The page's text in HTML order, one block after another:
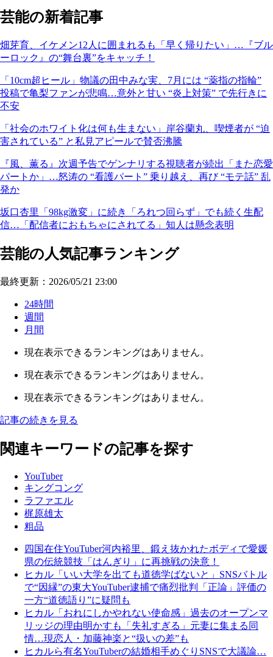
芸能の新着記事
畑芽育、イケメン12人に囲まれるも「早く帰りたい」…『ブル
ーロック』の“舞台裏”をキャッチ！
「10cm超ヒール」物議の田中みな実、7月には “薬指の指輪”
投稿で亀梨ファンが悲鳴…意外と甘い “炎上対策” で先行きに
不安
「社会のホワイト化は何も生まない」岸谷蘭丸、喫煙者が “迫
害されている” と私見アピールで賛否沸騰
『風、薫る』次週予告でゲンナリする視聴者が続出「また恋愛
パートか」…怒涛の “看護パート” 乗り越え、再び “モテ話” 乱
発か
坂口杏里「98kg激変」に続き「ろれつ回らず」でも続く生配
信…「配信者におもちゃにされてる」知人は懸念表明
芸能の人気記事ランキング
最終更新：2026/05/21 23:00
24時間
週間
月間
現在表示できるランキングはありません。
現在表示できるランキングはありません。
現在表示できるランキングはありません。
記事の続きを見る
関連キーワードの記事を探す
YouTuber
キングコング
ラファエル
梶原雄太
粗品
四国在住YouTuber河内裕里、鍛え抜かれたボディで愛媛
県の伝統競技「はんぎり」に再挑戦の決意！
ヒカル「いい大学を出ても道徳学ばないと」SNSバトル
で“因縁”の東大YouTuber逮捕で痛烈批判「正論」評価の
一方“道徳語り”に疑問も
ヒカル「おれにしかやれない使命感」過去のオープンマ
リッジの理由明かすも「失礼すぎる」元妻に集まる同
情…現恋人・加藤神楽と“扱いの差”も
ヒカルら有名YouTuberの結婚相手めぐりSNSで大議論…